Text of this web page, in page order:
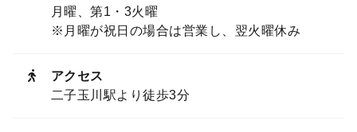
月曜、第1・3火曜
※月曜が祝日の場合は営業し、翌火曜休み
アクセス
二子玉川駅より徒歩3分